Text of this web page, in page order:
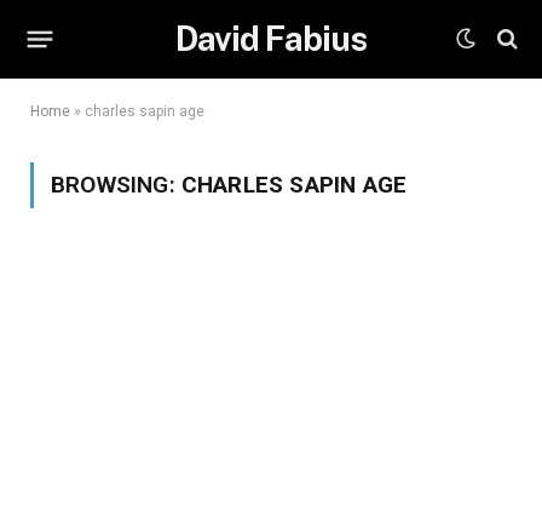
David Fabius
Home » charles sapin age
BROWSING: CHARLES SAPIN AGE